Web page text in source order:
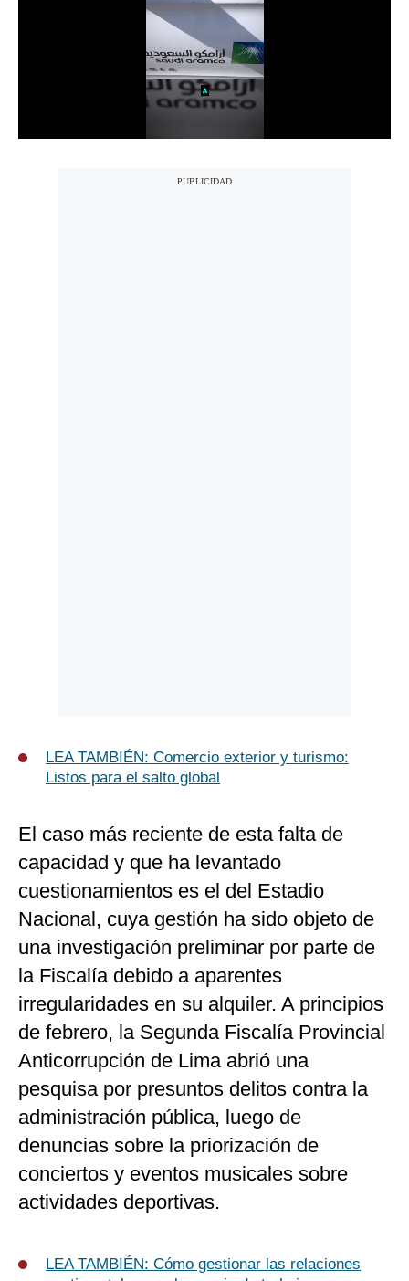
LEA TAMBIÉN: Comercio exterior y turismo:
Listos para el salto global
El caso más reciente de esta falta de
capacidad y que ha levantado
cuestionamientos es el del Estadio
Nacional, cuya gestión ha sido objeto de
una investigación preliminar por parte de
la Fiscalía debido a aparentes
irregularidades en su alquiler. A principios
de febrero, la Segunda Fiscalía Provincial
Anticorrupción de Lima abrió una
pesquisa por presuntos delitos contra la
administración pública, luego de
denuncias sobre la priorización de
conciertos y eventos musicales sobre
actividades deportivas.
LEA TAMBIÉN: Cómo gestionar las relaciones